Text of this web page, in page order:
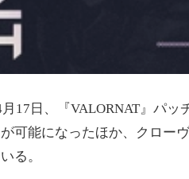
月17日、『VALORNAT』パ
可能になったほか、クロー
る。